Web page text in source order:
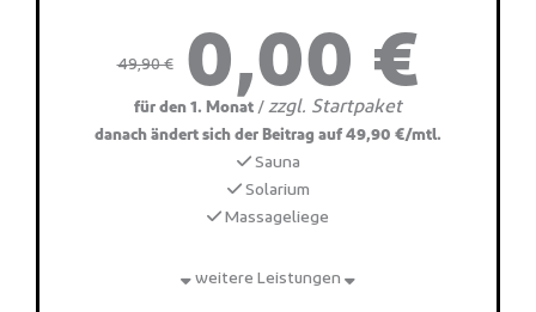
49,90 € 0,00 €
für den 1. Monat / zzgl. Startpaket
danach ändert sich der Beitrag auf 49,90 €/mtl.
Sauna
Solarium
Massageliege
weitere Leistungen